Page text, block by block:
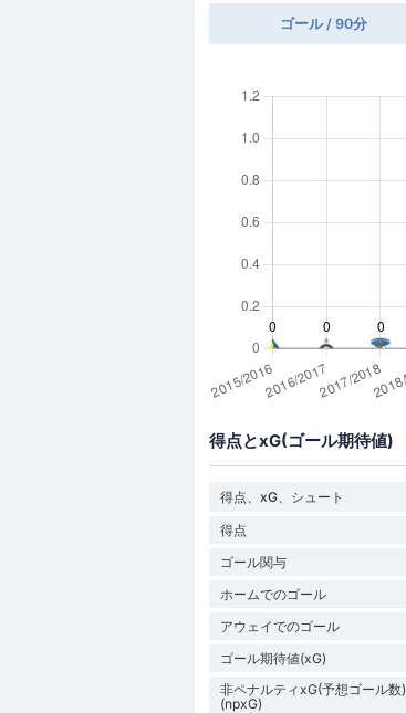
ゴール / 90分
得点とxG(ゴール期待値)
得点、xG、シュート
得点
ゴール関与
ホームでのゴール
アウェイでのゴール
ゴール期待値(xG)
非ペナルティxG(予想ゴール数)
(npxG)